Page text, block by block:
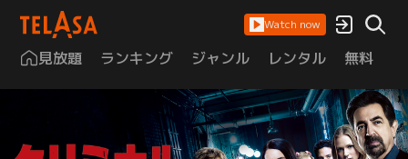
Watch now
見放題 ランキング ジャンル レンタル 無料